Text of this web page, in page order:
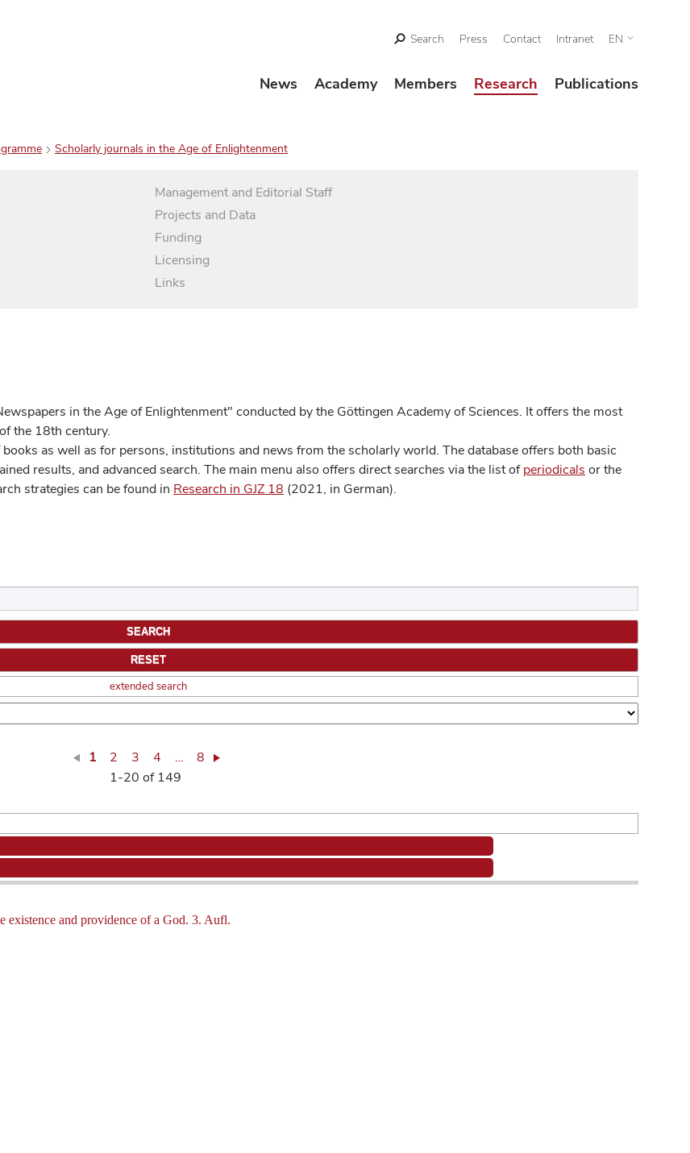
Search Press Contact Intranet EN
News Academy Members Research Publications
Scholarly journals in the Age of Enlightenment
Management and Editorial Staff
Projects and Data
Funding
Licensing
Links
in the Age of Enlightenment" conducted by the Göttingen Academy of Sciences. It offers the most
the 18th century.
as well as for persons, institutions and news from the scholarly world. The database offers both basic
results, and advanced search. The main menu also offers direct searches via the list ofperiodicals or the
strategies can be found in Research in GJZ 18 (2021, in German).
extended search
1 2 3 4 …
8
1-20 of 149
existence and providence of a God. 3. Aufl.